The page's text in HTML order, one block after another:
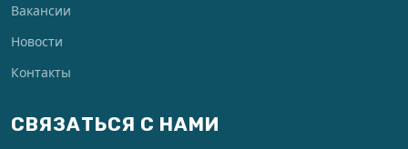
Вакансии
Новости
Контакты
СВЯЗАТЬСЯ С НАМИ